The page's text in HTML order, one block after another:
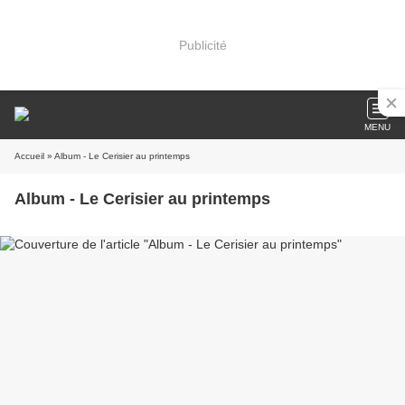
Publicité
MENU
Accueil » Album - Le Cerisier au printemps
Album - Le Cerisier au printemps